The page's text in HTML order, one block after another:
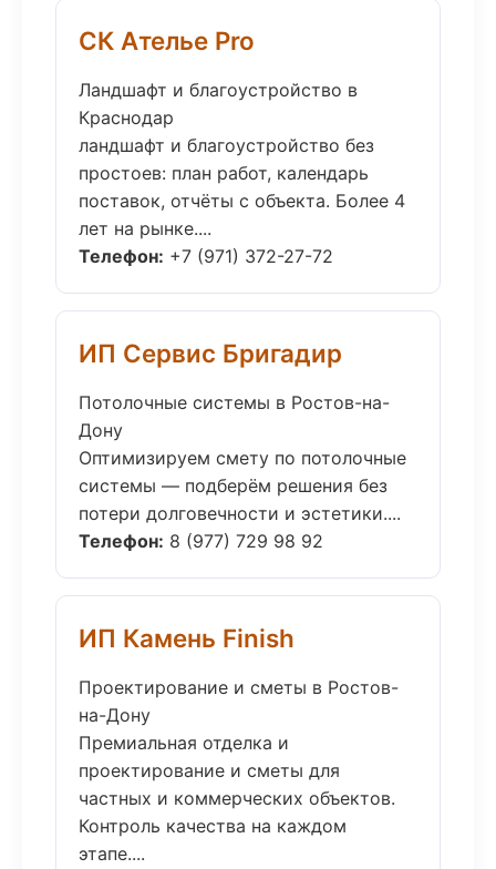
СК Ателье Pro
Ландшафт и благоустройство в
Краснодар
ландшафт и благоустройство без
простоев: план работ, календарь
поставок, отчёты с объекта. Более 4
лет на рынке....
Телефон: +7 (971) 372-27-72
ИП Сервис Бригадир
Потолочные системы в Ростов-на-
Дону
Оптимизируем смету по потолочные
системы — подберём решения без
потери долговечности и эстетики....
Телефон: 8 (977) 729 98 92
ИП Камень Finish
Проектирование и сметы в Ростов-
на-Дону
Премиальная отделка и
проектирование и сметы для
частных и коммерческих объектов.
Контроль качества на каждом
этапе....